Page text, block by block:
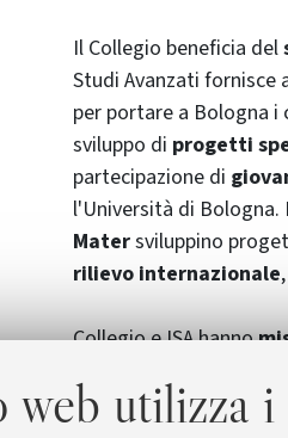
web utilizza
Il Collegio beneficia del
Studi Avanzati fornisce
per portare a Bologna
sviluppo di progetti
partecipazione di
l'Università di Bologna.
Matersviluppino
rilievo internazionale
Collegio e ISA hanno
l’ISS, si crea questa